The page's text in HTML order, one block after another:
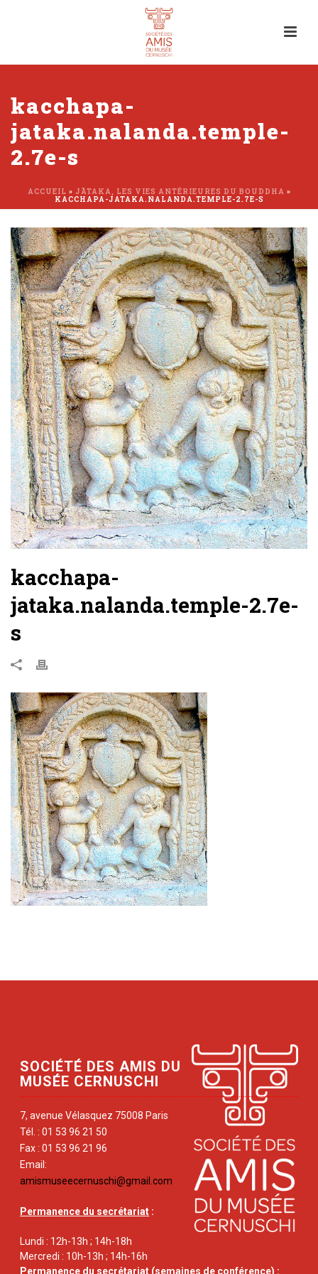
kacchapa-
jataka.nalanda.temple-
2.7e-s
ACCUEIL » JĀTAKA, LES VIES ANTÉRIEURES DU BOUDDHA »
KACCHAPA-JATAKA.NALANDA.TEMPLE-2.7E-S
kacchapa-
jataka.nalanda.temple-2.7e-
s
SOCIÉTÉ DES AMIS DU
MUSÉE CERNUSCHI
7, avenue Vélasquez 75008 Paris
Tél. : 01 53 96 21 50
Fax : 01 53 96 21 96
Email:
amismuseecernuschi@gmail.com
Permanence du secrétariat :
Lundi : 12h-13h ; 14h-18h
Mercredi : 10h-13h ; 14h-16h
Permanence du secrétariat (semaines de conférence) :